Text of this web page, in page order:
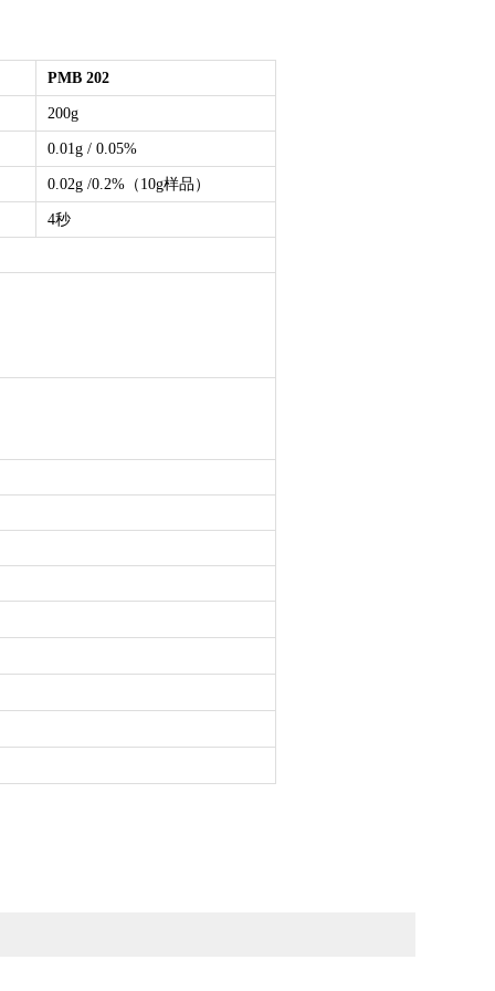
PMB 202
200g
0.01g / 0.05%
0.02g /0.2%（10g样品）
4秒